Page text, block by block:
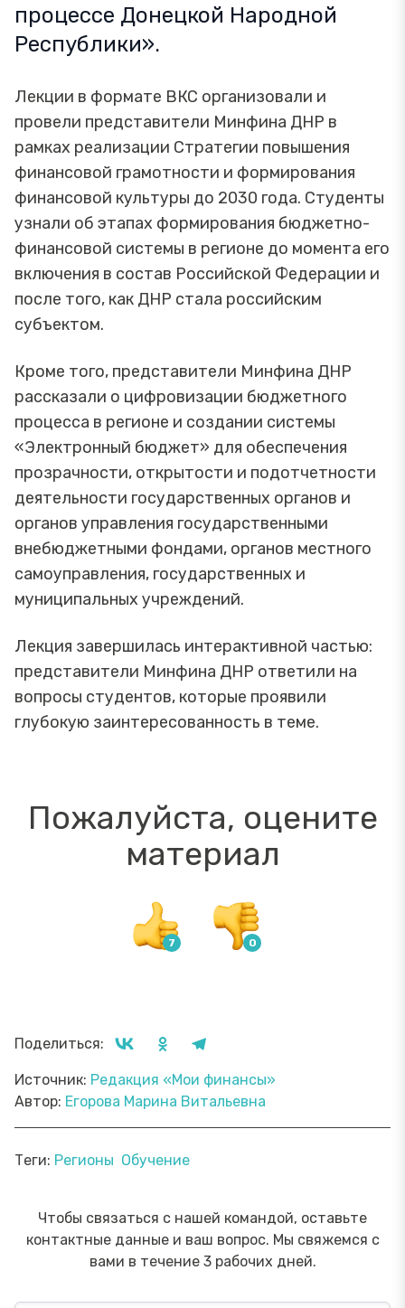
процессе Донецкой Народной
Республики».
Лекции в формате ВКС организовали и
провели представители Минфина ДНР в
рамках реализации Стратегии повышения
финансовой грамотности и формирования
финансовой культуры до 2030 года. Студенты
узнали об этапах формирования бюджетно-
финансовой системы в регионе до момента его
включения в состав Российской Федерации и
после того, как ДНР стала российским
субъектом.
Кроме того, представители Минфина ДНР
рассказали о цифровизации бюджетного
процесса в регионе и создании системы
«Электронный бюджет» для обеспечения
прозрачности, открытости и подотчетности
деятельности государственных органов и
органов управления государственными
внебюджетными фондами, органов местного
самоуправления, государственных и
муниципальных учреждений.
Лекция завершилась интерактивной частью:
представители Минфина ДНР ответили на
вопросы студентов, которые проявили
глубокую заинтересованность в теме.
Пожалуйста, оцените
материал
Поделиться:
Источник: Редакция «Мои финансы»
Автор: Егорова Марина Витальевна
Теги: Регионы Обучение
Чтобы связаться с нашей командой, оставьте
контактные данные и ваш вопрос. Мы свяжемся с
вами в течение 3 рабочих дней.